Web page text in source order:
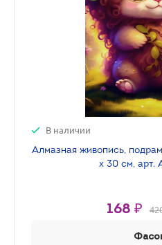
В наличии
Алмазная живопись,
х 30 см, арт.
168 ₽